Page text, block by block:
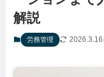
解説
労務管理 2026.3.16